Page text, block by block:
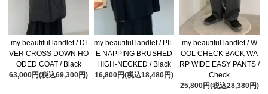
my beautiful landlet / DI
VER CROSS DOWN HO
ODED COAT / Black
63,000円(税込69,300円)
my beautiful landlet / PIL
E NAPPING BRUSHED
HIGH-NECKED / Black
16,800円(税込18,480円)
my beautiful landlet / W
OOL CHECK BACK WA
RP WIDE EASY PANTS /
Check
25,800円(税込28,380円)